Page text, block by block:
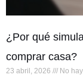
¿Por qué
comprar casa?
23 abril, 2026 No